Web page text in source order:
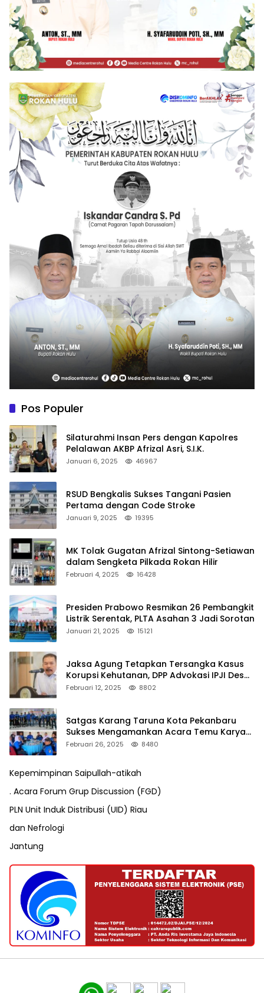
Pos Populer
Silaturahmi Insan Pers dengan Kapolres
Pelalawan AKBP Afrizal Asri, S.I.K.
Januari 6, 2025 46967
RSUD Bengkalis Sukses Tangani Pasien
Pertama dengan Code Stroke
Januari 9, 2025 19395
MK Tolak Gugatan Afrizal Sintong-Setiawan
dalam Sengketa Pilkada Rokan Hilir
Februari 4, 2025 16428
Presiden Prabowo Resmikan 26 Pembangkit
Listrik Serentak, PLTA Asahan 3 Jadi Sorotan
Januari 21, 2025 15121
Jaksa Agung Tetapkan Tersangka Kasus
Korupsi Kehutanan, DPP Advokasi IPJI Desak
Pengusutan Pajak RAPP
Februari 12, 2025 8802
Satgas Karang Taruna Kota Pekanbaru
Sukses Mengamankan Acara Temu Karya
VII Karang Taruna Pekanbaru
Februari 26, 2025 8480
Kepemimpinan Saipullah-atikah
. Acara Forum Grup Discussion (FGD)
PLN Unit Induk Distribusi (UID) Riau
dan Nefrologi
Jantung